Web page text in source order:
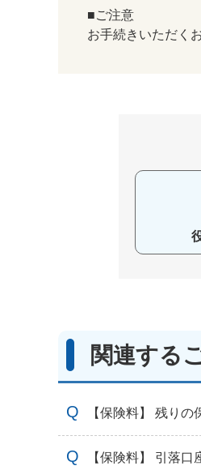
■ご注意
お手続きいただく
関連する
【保険料】 残り
【保険料】 引落